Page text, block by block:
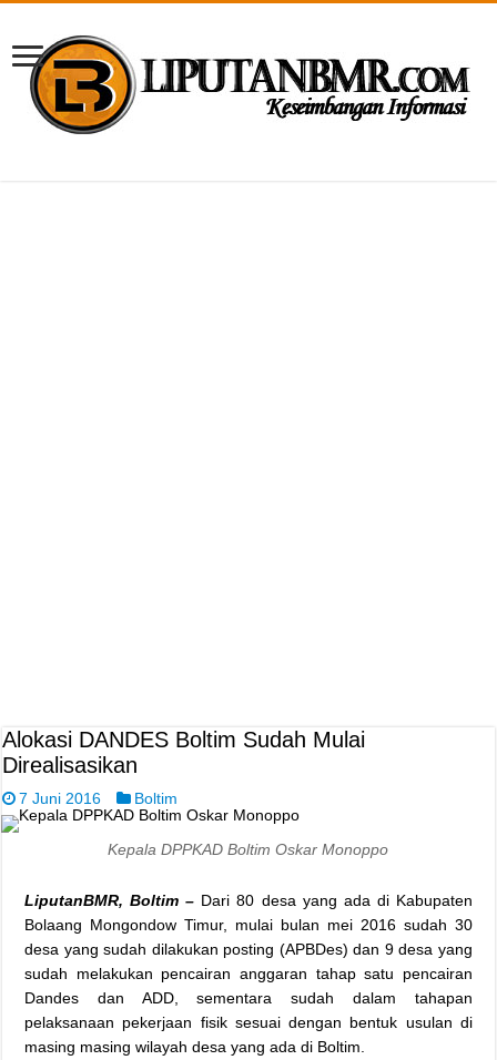
Alokasi DANDES Boltim Sudah Mulai
Direalisasikan
7 Juni 2016 Boltim
Kepala DPPKAD Boltim Oskar Monoppo
LiputanBMR, Boltim – Dari 80 desa yang ada di Kabupaten
Bolaang Mongondow Timur, mulai bulan mei 2016 sudah 30
desa yang sudah dilakukan posting (APBDes) dan 9 desa yang
sudah melakukan pencairan anggaran tahap satu pencairan
Dandes dan ADD, sementara sudah dalam tahapan
pelaksanaan pekerjaan fisik sesuai dengan bentuk usulan di
masing masing wilayah desa yang ada di Boltim.